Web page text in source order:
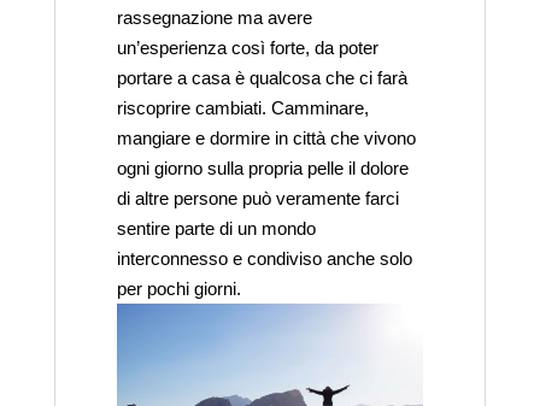
rassegnazione ma avere
un’esperienza così forte, da poter
portare a casa è qualcosa che ci farà
riscoprire cambiati. Camminare,
mangiare e dormire in città che vivono
ogni giorno sulla propria pelle il dolore
di altre persone può veramente farci
sentire parte di un mondo
interconnesso e condiviso anche solo
per pochi giorni.